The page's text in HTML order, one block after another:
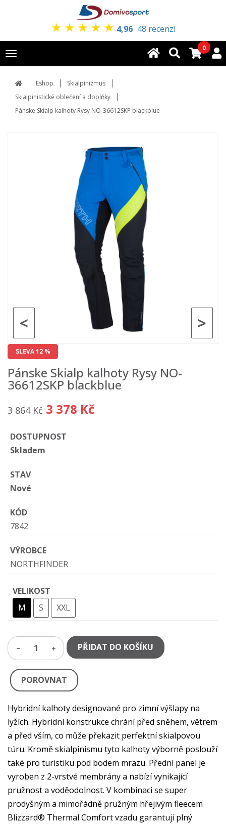
★ ★ ★ ★ ★ 4,96 48 recenzí
Toggle
navigation
0
Eshop
Skialpinizmus
Skialpinistické oblečení a doplňky
Pánske Skialp kalhoty Rysy NO-36612SKP blackblue
>
<
SLEVA 12 %
Pánske Skialp kalhoty Rysy NO-
36612SKP blackblue
3 864 Kč 3 378 Kč
DOSTUPNOST
Skladem
STAV
Nové
KÓD
7842
VÝROBCE
NORTHFINDER
VELIKOST
M
S XXL
1 PŘIDAT DO KOŠÍKU
POROVNAT
Hybridní kalhoty designované pro zimní výšlapy na
lyžích. Hybridní konstrukce chrání před sněhem, větrem
a před vším, co může překazit perfektní skialpovou
túru. Kromě skialpinismu tyto kalhoty výborně poslouží
také pro turistiku pod bodem mrazu. Přední panel je
vyroben z 2-vrstvé membrány a nabízí vynikající
pružnost a voděodolnost. V kombinaci se super
prodyšným a mimořádně pružným hřejivým fleecem
Blizzard® Thermal Comfort vzadu garantují plný